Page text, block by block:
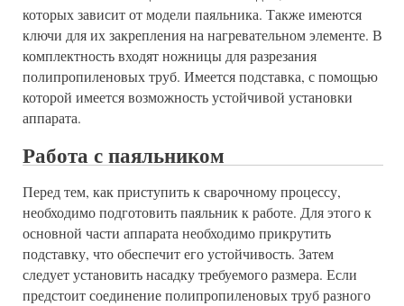
которых зависит от модели паяльника. Также имеются
ключи для их закрепления на нагревательном элементе. В
комплектность входят ножницы для разрезания
полипропиленовых труб. Имеется подставка, с помощью
которой имеется возможность устойчивой установки
аппарата.
Работа с паяльником
Перед тем, как приступить к сварочному процессу,
необходимо подготовить паяльник к работе. Для этого к
основной части аппарата необходимо прикрутить
подставку, что обеспечит его устойчивость. Затем
следует установить насадку требуемого размера. Если
предстоит соединение полипропиленовых труб разного